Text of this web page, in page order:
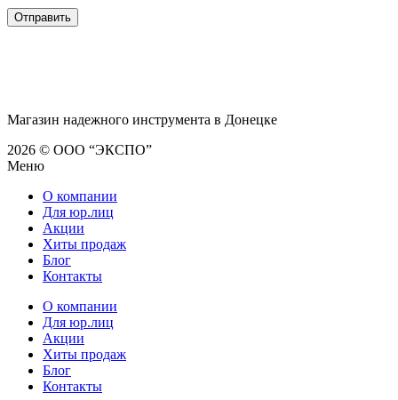
Магазин надежного инструмента в Донецке
2026 © ООО “ЭКСПО”
Меню
О компании
Для юр.лиц
Акции
Хиты продаж
Блог
Контакты
О компании
Для юр.лиц
Акции
Хиты продаж
Блог
Контакты